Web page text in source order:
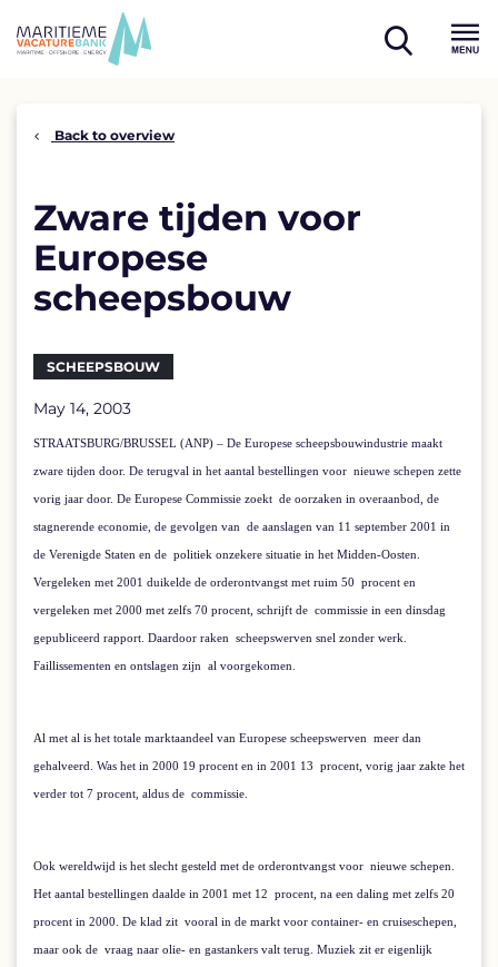
open
Back to overview
Zware tijden voor
Europese
scheepsbouw
SCHEEPSBOUW
May 14, 2003
STRAATSBURG/BRUSSEL (ANP) – De Europese scheepsbouwindustrie maakt
zware tijden door. De terugval in het aantal bestellingen voor nieuwe schepen zette
vorig jaar door. De Europese Commissie zoekt de oorzaken in overaanbod, de
stagnerende economie, de gevolgen van de aanslagen van 11 september 2001 in
de Verenigde Staten en de politiek onzekere situatie in het Midden-Oosten.
Vergeleken met 2001 duikelde de orderontvangst met ruim 50 procent en
vergeleken met 2000 met zelfs 70 procent, schrijft de commissie in een dinsdag
gepubliceerd rapport. Daardoor raken scheepswerven snel zonder werk.
Faillissementen en ontslagen zijn al voorgekomen.
Al met al is het totale marktaandeel van Europese scheepswerven meer dan
gehalveerd. Was het in 2000 19 procent en in 2001 13 procent, vorig jaar zakte het
verder tot 7 procent, aldus de commissie.
Ook wereldwijd is het slecht gesteld met de orderontvangst voor nieuwe schepen.
Het aantal bestellingen daalde in 2001 met 12 procent, na een daling met zelfs 20
procent in 2000. De klad zit vooral in de markt voor container- en cruiseschepen,
maar ook de vraag naar olie- en gastankers valt terug. Muziek zit er eigenlijk